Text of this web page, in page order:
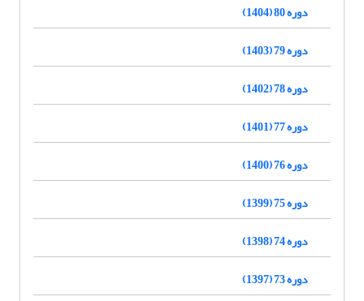
دوره 80 (1404)
دوره 79 (1403)
دوره 78 (1402)
دوره 77 (1401)
دوره 76 (1400)
دوره 75 (1399)
دوره 74 (1398)
دوره 73 (1397)